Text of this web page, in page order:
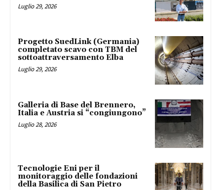
Luglio 29, 2026
Progetto SuedLink (Germania)
completato scavo con TBM del
sottoattraversamento Elba
Luglio 29, 2026
Galleria di Base del Brennero,
Italia e Austria si “congiungono”
Luglio 28, 2026
Tecnologie Eni per il
monitoraggio delle fondazioni
della Basilica di San Pietro